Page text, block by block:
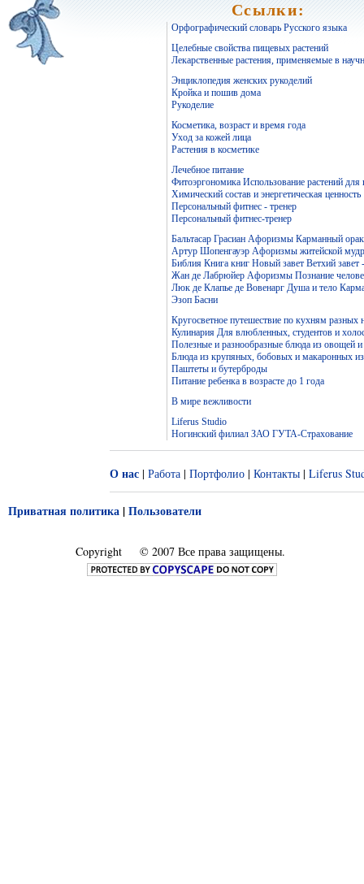
Ссылки:
Орфографический словарь Русского языка
Целебные свойства пищевых растений
Лекарственные растения, применяемые в
Энциклопедия женских рукоделий
Кройка и пошив дома
Рукоделие
Косметика, возраст и время года
Уход за кожей лица
Растения в косметике
Лечебное питание
Фитоэргономика Использование растений
Химический состав и энергетическая
Персональный фитнес - тренер
Персональный фитнес-тренер
Бальтасар Грасиан Афоризмы Карманный
Артур Шопенгауэр Афоризмы житейской
Библия Книга книг Новый завет Ветхий завет
Жан де Лабрюйер Афоризмы Познание
Люк де Клапье де Вовенарг Душа и тело
Эзоп Басни
Кругосветное путешествие по кухням разных
Кулинария Для влюбленных, студентов и
Полезные и разнообразные блюда из овощей
Блюда из крупяных, бобовых и макаронных
Паштеты и бутерброды
Питание ребенка в возрасте до 1 года
В мире вежливости
Liferus Studio
Ногинский филиал ЗАО ГУТА-Страхование
О нас | Работа | Портфолио | Контакты | Liferus
Приватная политика |Пользователи
Copyright © 2007 Все права защищены.